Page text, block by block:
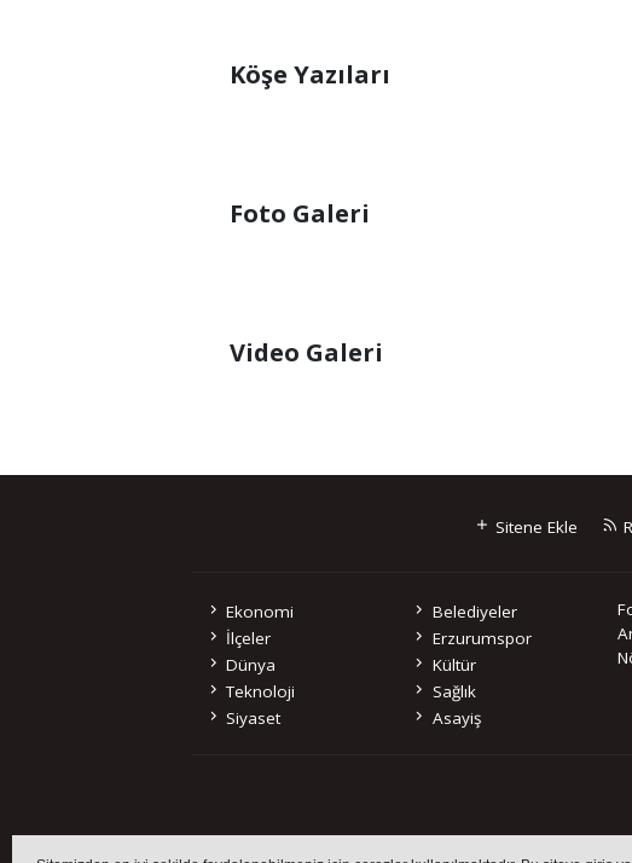
Köşe Yazıları
Foto Galeri
Video Galeri
Sitene Ekle
Ekonomi
Belediyeler
İlçeler
Erzurumspor
Dünya
Kültür
Teknoloji
Sağlık
Siyaset
Asayiş